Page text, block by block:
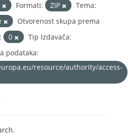
Formati: ZIP
Tema:
Otvorenost skupa prema
0
Tip Izdavača:
podataka:
resource/authority/access-